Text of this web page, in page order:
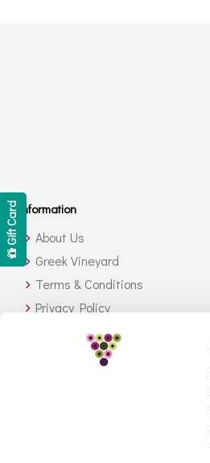
Gift Card Information
About Us
Greek Vineyard
Terms & Conditions
Privacy Policy
Shipping Methods
Stock Availability